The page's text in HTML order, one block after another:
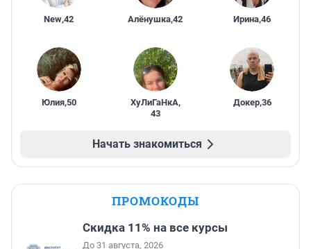
New,42 Алёнушка,42 Ирина,46
Юлия,50 ХуЛиГаНкА,
43
Докер,36
Начать знакомиться
ПРОМОКОДЫ
Скидка 11% на все курсы
До 31 августа, 2026